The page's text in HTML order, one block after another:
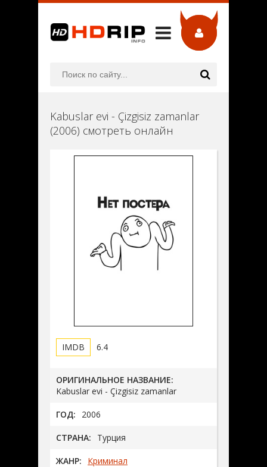
Kabuslar evi - Çizgisiz zamanlar
(2006) смотреть онлайн
6.4
ОРИГИНАЛЬНОЕ НАЗВАНИЕ:
Kabuslar evi - Çizgisiz zamanlar
ГОД: 2006
СТРАНА: Турция
ЖАНР: Криминал